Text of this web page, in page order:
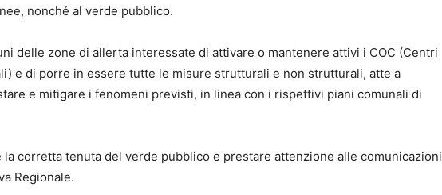
nonché al verde pubblico.
delle zone di allerta interessate di attivare o mantenere attivi i COC (Centri
e di porre in essere tutte le misure strutturali e non strutturali, atte a
e mitigare i fenomeni previsti, in linea con i rispettivi piani comunali di
corretta tenuta del verde pubblico e prestare attenzione alle comunicazioni
Regionale.